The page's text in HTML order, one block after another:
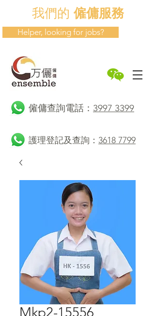
我們的僱傭服務
Helper, looking for jobs?
​僱傭查詢電話： 3997 3399
護理登記及查詢： 3618 7799
Mkp2-15556